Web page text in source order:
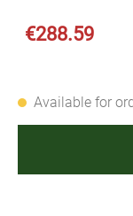
€288.59
Available for